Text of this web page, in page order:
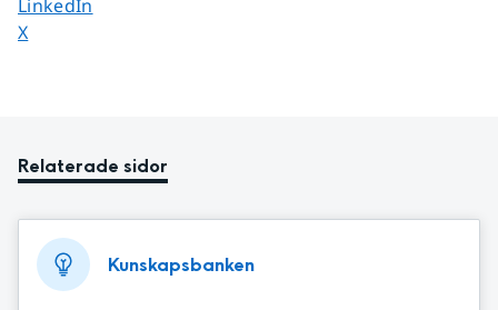
LinkedIn
Dela sidan på
X
Relaterade sidor
Kunskapsbanken